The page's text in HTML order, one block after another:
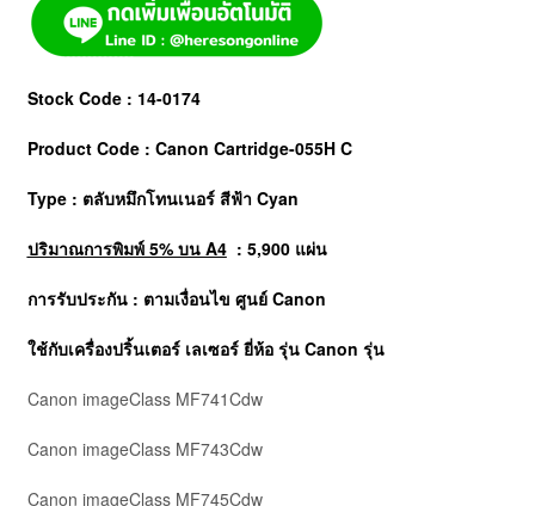
Stock Code : 14-0174
Product Code : Canon Cartridge-055H C
Type : ตลับหมึกโทนเนอร์ สีฟ้า Cyan
ปริมาณการพิมพ์ 5% บน A4: 5,900 แผ่น
การรับประกัน : ตามเงื่อนไข ศูนย์ Canon
ใช้กับเครื่องปริ้นเตอร์ เลเซอร์ ยี่ห้อ รุ่น Canon รุ่น
Canon imageClass MF741Cdw
Canon imageClass MF743Cdw
Canon imageClass MF745Cdw